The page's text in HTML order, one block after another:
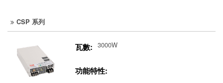
CSP 系列
瓦數: 3000W
功能特性: